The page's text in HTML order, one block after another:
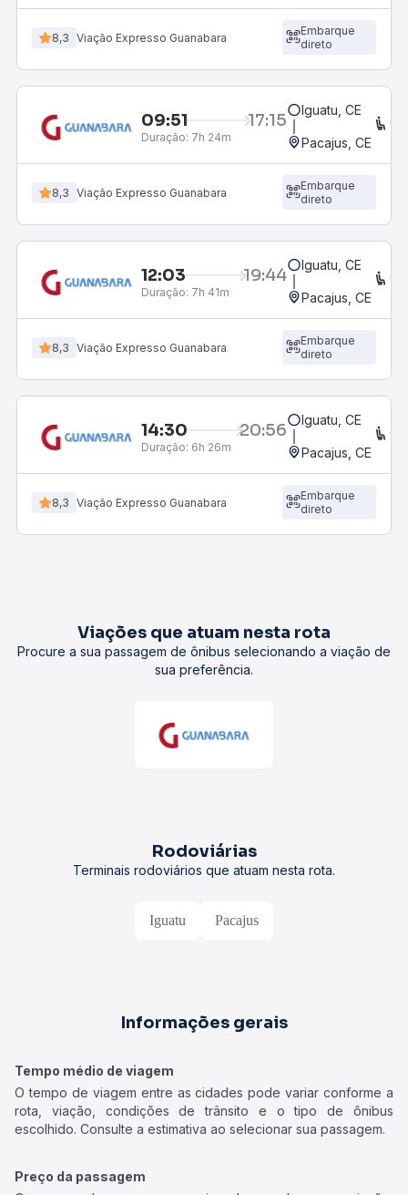
8,3 Viação Expresso Guanabara
Embarque
direto
09:51 17:15
Duração: 7h 24m
Iguatu, CE
Pacajus, CE
8,3 Viação Expresso Guanabara
Embarque
direto
12:03 19:44
Duração: 7h 41m
Iguatu, CE
Pacajus, CE
8,3 Viação Expresso Guanabara
Embarque
direto
14:30 20:56
Duração: 6h 26m
Iguatu, CE
Pacajus, CE
8,3 Viação Expresso Guanabara
Embarque
direto
Viações que atuam nesta rota
Procure a sua passagem de ônibus selecionando a viação de
sua preferência.
Rodoviárias
Terminais rodoviários que atuam nesta rota.
Iguatu Pacajus
Informações gerais
Tempo médio de viagem
O tempo de viagem entre as cidades pode variar conforme a
rota, viação, condições de trânsito e o tipo de ônibus
escolhido. Consulte a estimativa ao selecionar sua passagem.
Preço da passagem